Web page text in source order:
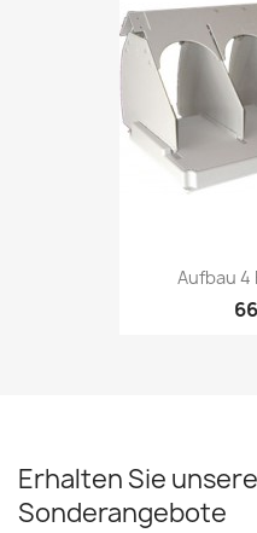
Aufbau 4
Erhalten Sie
Sonderangebote